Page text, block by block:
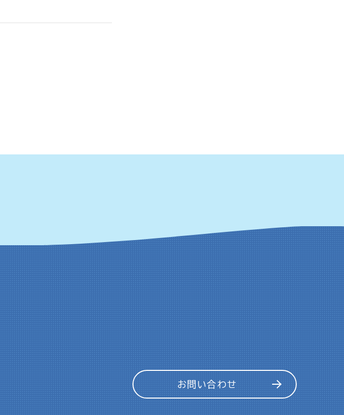
お問い合わせ